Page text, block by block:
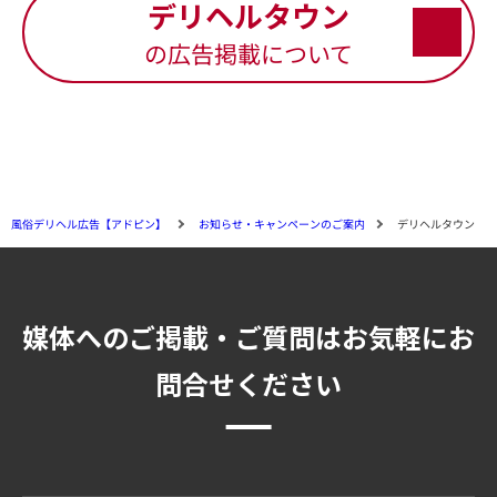
デリヘルタウン
の広告掲載について
風俗デリヘル広告【アドピン】 お知らせ・キャンペーンのご案内 デリヘルタウン
媒体へのご掲載・ご質問はお気軽にお
問合せください